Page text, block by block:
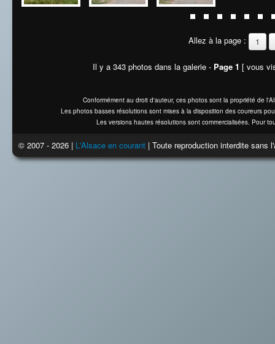
Allez à la page : 1
Il y a 343 photos dans la galerie - Page 1 [ vous
Conformément au droit d'auteur, ces photos sont la propriété de
Les photos basses résolutions sont mises à la disposition des coureurs
Les versions hautes résolutions sont commercialisées. Pour
© 2007 - 2026 | L'Alsace en courant | Toute reproduction interdite sans